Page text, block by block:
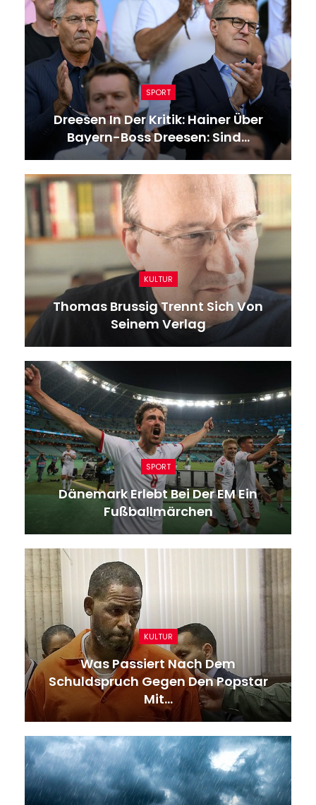
SPORT
Dreesen In Der Kritik: Hainer Über
Bayern-Boss Dreesen: Sind…
KULTUR
Thomas Brussig Trennt Sich Von
Seinem Verlag
SPORT
Dänemark Erlebt Bei Der EM Ein
Fußballmärchen
KULTUR
Was Passiert Nach Dem
Schuldspruch Gegen Den Popstar
Mit…